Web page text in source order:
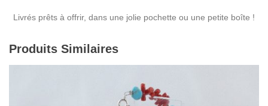
Livrés prêts à offrir, dans une jolie pochette ou une petite boîte !
Produits Similaires